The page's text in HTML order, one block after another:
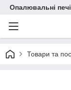
Опалювальні
Товари та